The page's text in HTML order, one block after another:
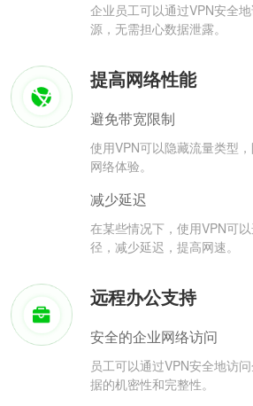
企业员工可以通过VPN安全
源，无需担心数据泄露。
提高网络性能
避免带宽限制
使用VPN可以隐藏流量类型
网络体验。
减少延迟
在某些情况下，使用VPN可
径，减少延迟，提高网速。
远程办公支持
安全的企业网络访问
员工可以通过VPN安全地访
据的机密性和完整性。